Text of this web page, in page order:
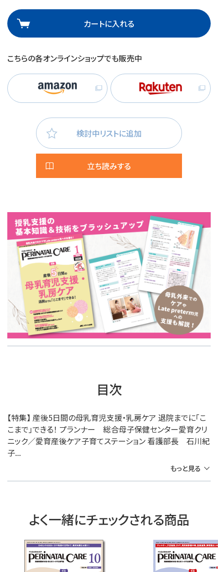
カートに入れる
こちらの各オンラインショップでも販売中
検討中リストに追加
立ち読みする
目次
【特集】 産後5日間の母乳育児支援・乳房ケア 退院までに「こ
こまで」できる！ プランナー 総合母子保健センター愛育クリ
ニック／愛育産後ケア子育てステーション 看護部長 石川紀
子...
もっと見る
よく一緒にチェックされる商品